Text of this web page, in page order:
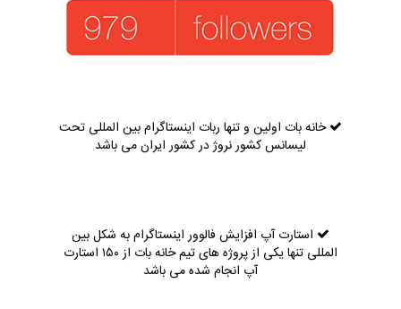
خانه بات اولین و تنها ربات اینستاگرام بین المللی تحت
لیسانس کشور نروژ در کشور ایران می باشد
استارت آپ افزایش فالوور اینستاگرام به شکل بین
المللی تنها یکی از پروژه های تیم خانه بات از ۱۵۰ استارت
آپ انجام شده می باشد